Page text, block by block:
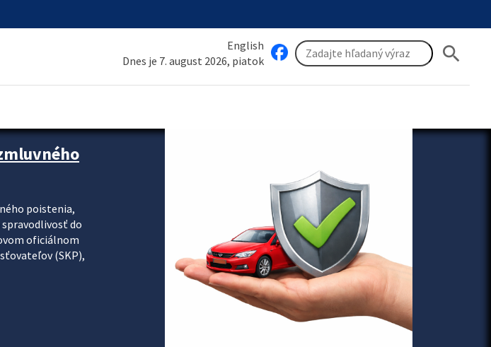
English
Dnes je 7. august 2026, piatok
search
poistenia,
do
oficiálnom
(SKP),